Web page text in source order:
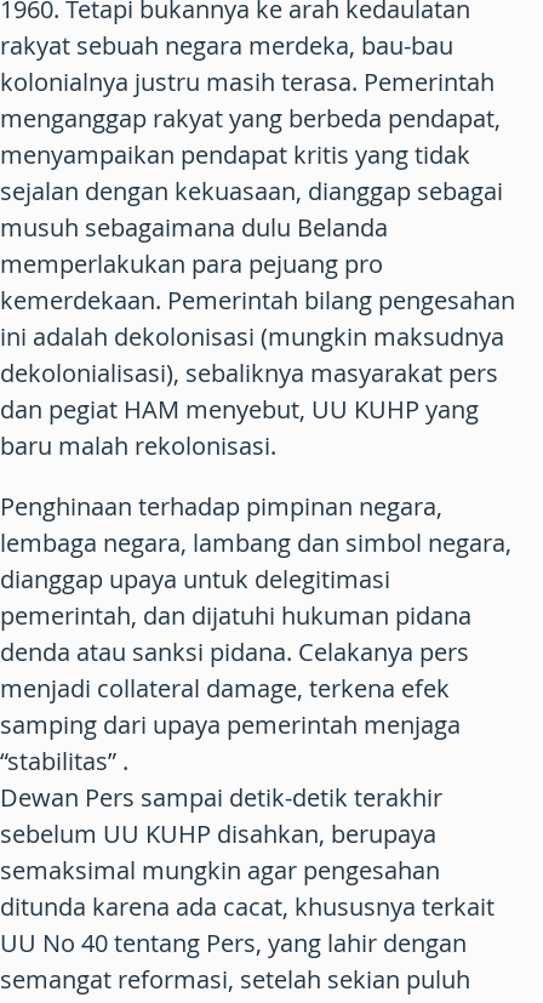
1960. Tetapi bukannya ke arah kedaulatan
rakyat sebuah negara merdeka, bau-bau
kolonialnya justru masih terasa. Pemerintah
menganggap rakyat yang berbeda pendapat,
menyampaikan pendapat kritis yang tidak
sejalan dengan kekuasaan, dianggap sebagai
musuh sebagaimana dulu Belanda
memperlakukan para pejuang pro
kemerdekaan. Pemerintah bilang pengesahan
ini adalah dekolonisasi (mungkin maksudnya
dekolonialisasi), sebaliknya masyarakat pers
dan pegiat HAM menyebut, UU KUHP yang
baru malah rekolonisasi.
Penghinaan terhadap pimpinan negara,
lembaga negara, lambang dan simbol negara,
dianggap upaya untuk delegitimasi
pemerintah, dan dijatuhi hukuman pidana
denda atau sanksi pidana. Celakanya pers
menjadi collateral damage, terkena efek
samping dari upaya pemerintah menjaga
“stabilitas” .
Dewan Pers sampai detik-detik terakhir
sebelum UU KUHP disahkan, berupaya
semaksimal mungkin agar pengesahan
ditunda karena ada cacat, khususnya terkait
UU No 40 tentang Pers, yang lahir dengan
semangat reformasi, setelah sekian puluh